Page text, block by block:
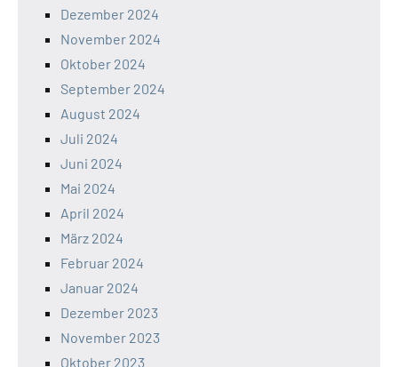
Dezember 2024
November 2024
Oktober 2024
September 2024
August 2024
Juli 2024
Juni 2024
Mai 2024
April 2024
März 2024
Februar 2024
Januar 2024
Dezember 2023
November 2023
Oktober 2023